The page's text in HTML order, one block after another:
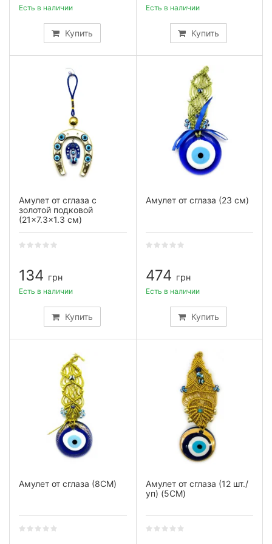
Купить
Есть в наличии
Купить
Есть в наличии
Амулет от сглаза с
золотой подковой
(21×7.3×1.3 см)
134 грн
Купить
Есть в наличии
Амулет от сглаза (23 см)
474 грн
Купить
Есть в наличии
Амулет от сглаза (8CM)
Амулет от сглаза (12 шт./
уп) (5CM)